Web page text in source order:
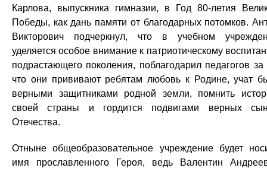
Карлова, выпускника гимназии, в Год 80-летия
Победы, как дань памяти от благодарных потомков.
Викторович подчеркнул, что в учебном
уделяется особое внимание к патриотическому
подрастающего поколения, поблагодарил педагогов за
что они прививают ребятам любовь к Родине, учат
верными защитниками родной земли, помнить
своей страны и гордится подвигами верных
Отечества.
Отныне общеобразовательное учреждение будет
имя прославленного Героя, ведь Валентин